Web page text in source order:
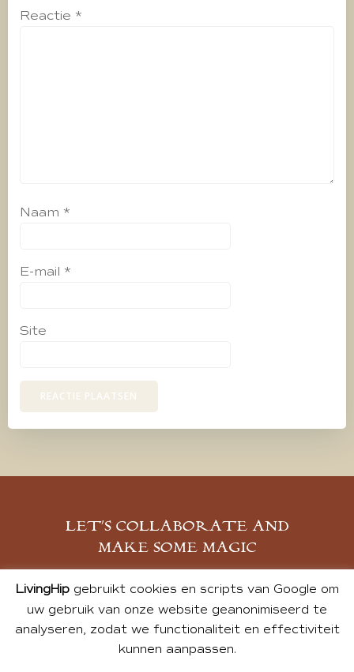
Reactie *
Naam *
E-mail *
Site
LET’S COLLABORATE AND
MAKE SOME MAGIC
MELD JE AAN
LivingHipgebruikt cookies en scripts van Google om
uw gebruik van onze website geanonimiseerd te
analyseren, zodat we functionaliteit en effectiviteit
kunnen aanpassen.